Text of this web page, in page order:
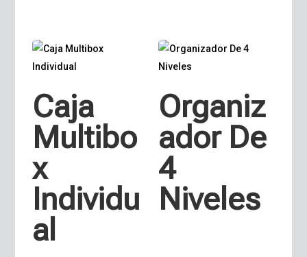
Caja
Multibo
x
Individu
al
Organiz
ador De
4
Niveles